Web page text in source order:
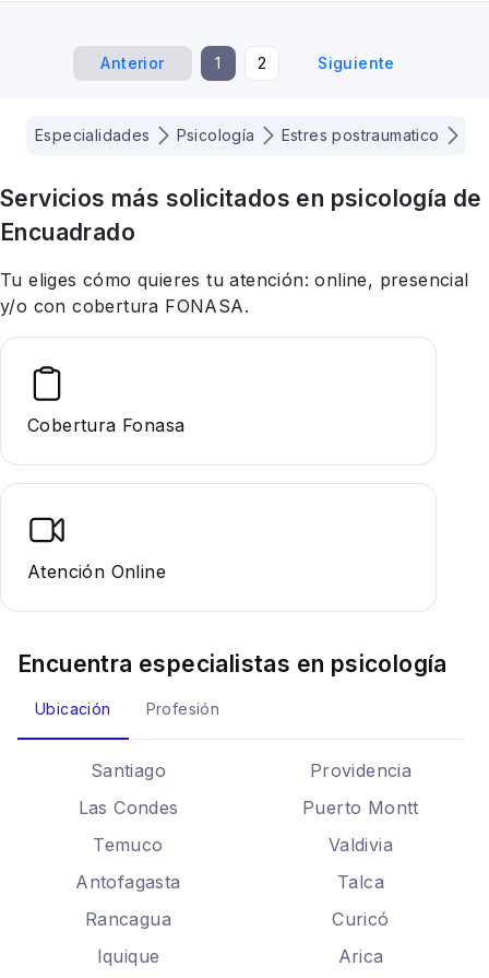
Anterior 1 2 Siguiente
Especialidades Psicología Estres postraumatico
Servicios más solicitados en psicología de
Encuadrado
Tu eliges cómo quieres tu atención: online, presencial
y/o con cobertura FONASA.
Cobertura Fonasa
Atención Online
Encuentra especialistas en psicología
Ubicación Profesión
Santiago
Providencia
Las Condes
Puerto Montt
Temuco
Valdivia
Antofagasta
Talca
Rancagua
Curicó
Iquique
Arica